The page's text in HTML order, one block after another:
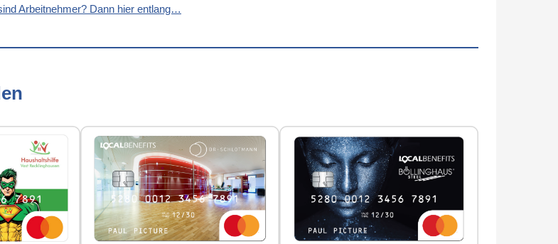
Arbeitnehmer? Dann hier entlang…